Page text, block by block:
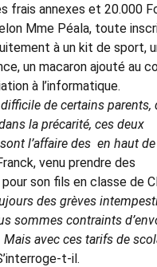
frais annexes et 20.000
Mme Péala, toute
à un kit de sport,
un macaron ajouté au
à l’informatique.
de certains parents,
la précarité, ces deux
l’affaire des en haut
venu prendre des
son fils en classe de
des grèves
sommes contraints
avec ces tarifs de
t-il.